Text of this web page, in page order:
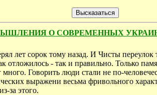
О СОВРЕМЕННЫХ
лет сорок тому назад. И Чисты
отложилось - так и правильно. Только
Говорить люди стали не по-
выражени весьма фривольного
за этого.